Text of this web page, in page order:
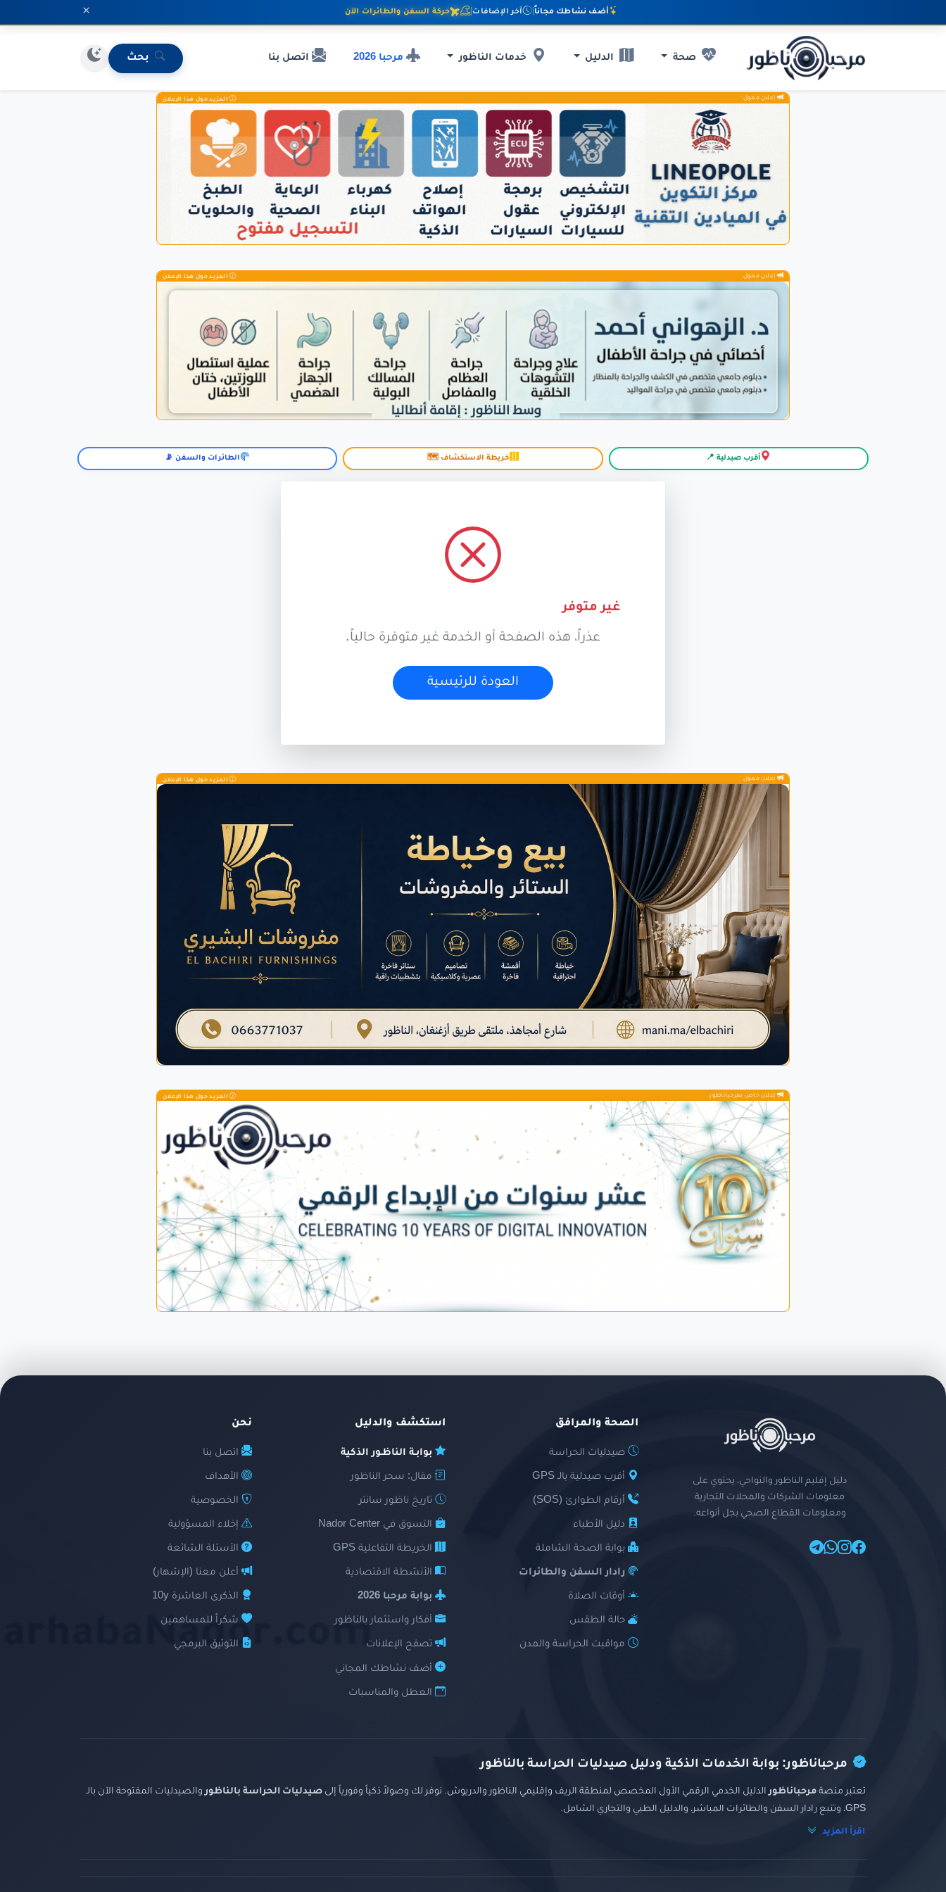
أضف نشاطك مجاناً | آخر الإضافات | حركة السفن والطائرات الآن ×
صحة الدليل خدمات الناظور مرحبا 2026 اتصل بنا بحث
إعلان ممول المزيد حول هذا الإعلان
إعلان ممول المزيد حول هذا الإعلان
أقرب صيدلية 📍 خريطة الاستكشاف 🗺️ الطائرات والسفن 📡
غير متوفر
عذراً، هذه الصفحة أو الخدمة غير متوفرة حالياً.
العودة للرئيسية
إعلان ممول المزيد حول هذا الإعلان
إعلان خاص بمرحباناظور المزيد حول هذا الإعلان
دليل إقليم الناظور والنواحي، يحتوي على
معلومات الشركات والمحلات التجارية
ومعلومات القطاع الصحي بجل أنواعه.
الصحة والمرافق
صيدليات الحراسة
أقرب صيدلية بالـ GPS
أرقام الطوارئ (SOS)
دليل الأطباء
بوابة الصحة الشاملة
رادار السفن والطائرات
أوقات الصلاة
حالة الطقس
مواقيت الحراسة والمدن
استكشف والدليل
بوابـة الناظـور الذكية
مقال: سحر الناظور
تاريخ ناظور سانتر
التسوق في Nador Center
الخريطة التفاعلية GPS
الأنشطة الاقتصادية
بوابة مرحبا 2026
أفكار واستثمار بالناظور
تصفح الإعلانات
أضف نشاطك المجاني
العطل والمناسبات
نحن
اتصل بنا
الأهداف
الخصوصية
إخلاء المسؤولية
الأسئلة الشائعة
أعلن معنا (الإشهار)
الذكرى العاشرة 10y
شكراً للمساهمين
التوثيق البرمجي
مرحباناظور: بوابة الخدمات الذكية ودليل صيدليات الحراسة بالناظور
تعتبر منصة مرحباناظورالدليل الخدمي الرقمي الأول المخصص لمنطقة الريف وإقليمي الناظور والدريوش. نوفر لك وصولاً ذكياً وفورياً إلى صيدليات الحراسة بالناظوروالصيدليات المفتوحة الآن بالـ
GPS، وتتبع رادار السفن والطائرات المباشر، والدليل الطبي والتجاري الشامل.
اقرأ المزيد